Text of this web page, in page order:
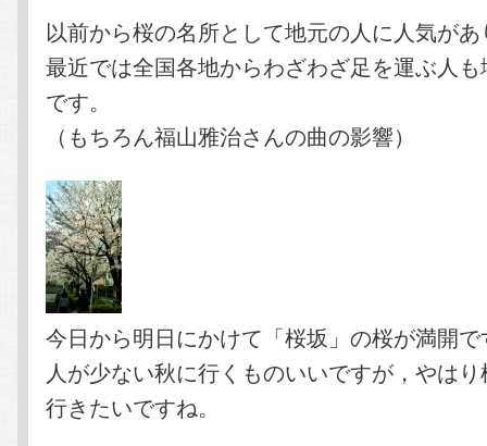
以前から桜の名所として地元の人に人気が
最近では全国各地からわざわざ足を運ぶ人
です。
（もちろん福山雅治さんの曲の影響）
今日から明日にかけて「桜坂」の桜が満開で
人が少ない秋に行くものいいですが，やは
行きたいですね。